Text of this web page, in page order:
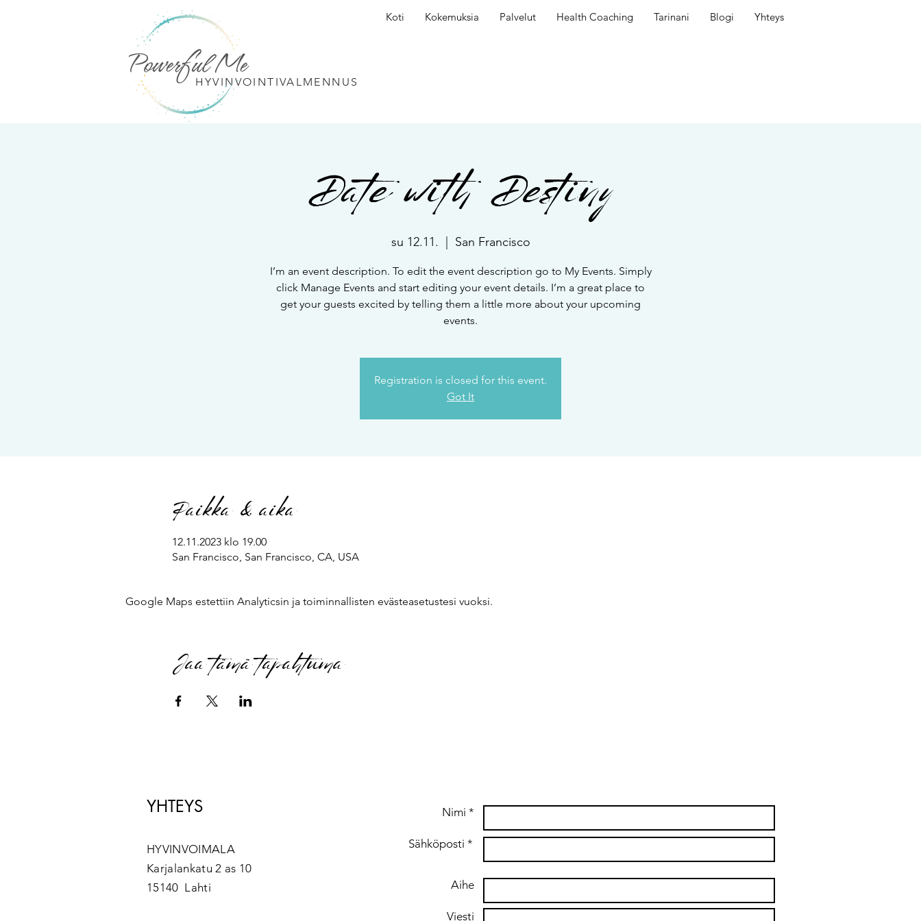
Koti Kokemuksia Palvelut Health Coaching Tarinani Blogi Yhteys
HYVINVOINTIVALMENNUS
Date with Destiny
su 12.11. San Francisco
I’m an event description. To edit the event description go to My Events. Simply
click Manage Events and start editing your event details. I’m a great place to
get your guests excited by telling them a little more about your upcoming
events.
Registration is closed for this event.
Got It
Paikka & aika
12.11.2023 klo 19.00
San Francisco, San Francisco, CA, USA
Google Maps estettiin Analyticsin ja toiminnallisten evästeasetustesi vuoksi.
Jaa tämä tapahtuma
YHTEYS
HYVINVOIMALA
Karjalankatu 2 as 10
15140 Lahti
Nimi *
Sähköposti *
Aihe
Viesti